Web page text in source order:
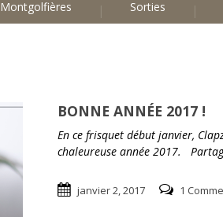
Montgolfières Sorties
BONNE ANNÉE 2017 !
En ce frisquet début janvier,
chaleureuse année 2017.
janvier 2, 2017 1